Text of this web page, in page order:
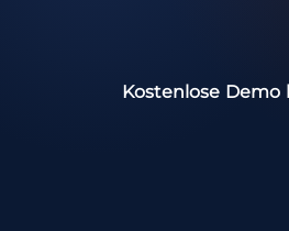
Kostenlose Demo